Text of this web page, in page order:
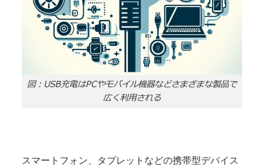
図：USB充電はPCやモバイル機器などさまざまな製品で
広く利用される
スマートフォン、タブレットなどの携帯型デバイス